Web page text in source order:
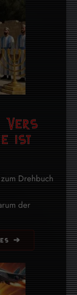
Vers
ist
Drehbuch
der
➔